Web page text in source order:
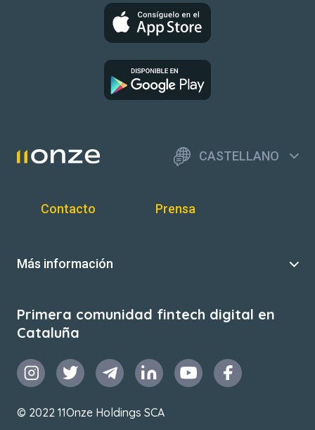
CASTELLANO
Contacto Prensa
Más información
Primera comunidad fintech digital en
Cataluña
© 2022 11Onze Holdings SCA